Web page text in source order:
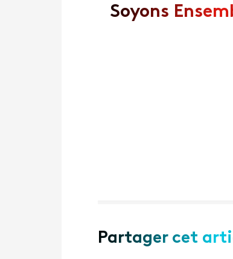
Soyons
Partager cet